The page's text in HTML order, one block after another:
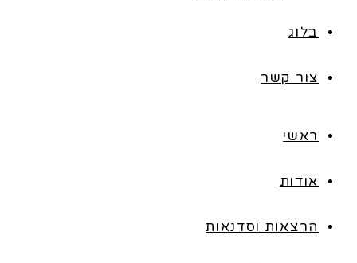
בלוג
צור קשר
ראשי
אודות
הרצאות וסדנאות